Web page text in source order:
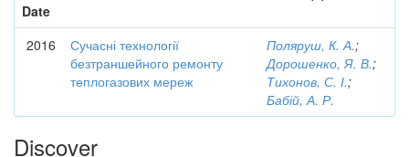
Date
2016
Сучасні технології
безтраншейного ремонту
теплогазових мереж
Поляруш, К. А.;
Дорошенко, Я. В.;
Тихонов, С. І.;
Бабій, А. Р.
Discover